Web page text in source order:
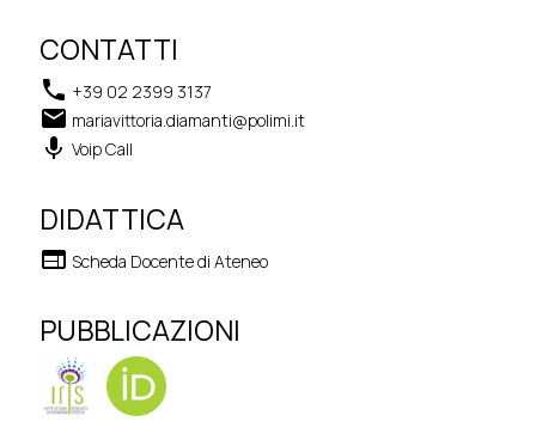
CONTATTI
phone +39 02 2399 3137
email mariavittoria.diamanti@polimi.it
keyboard_voice Voip Call
DIDATTICA
web Scheda Docente di Ateneo
PUBBLICAZIONI